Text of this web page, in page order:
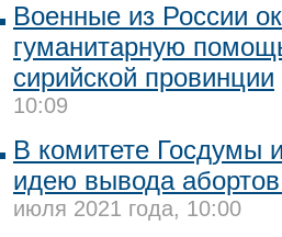
Военные из России
гуманитарную
сирийской провинции
10:09
В комитете Госдумы
идею вывода
июля 2021 года, 10:00